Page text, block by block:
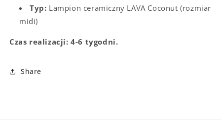
Typ: Lampion ceramiczny LAVA Coconut (rozmiar
midi)
Czas realizacji: 4-6 tygodni.
Share